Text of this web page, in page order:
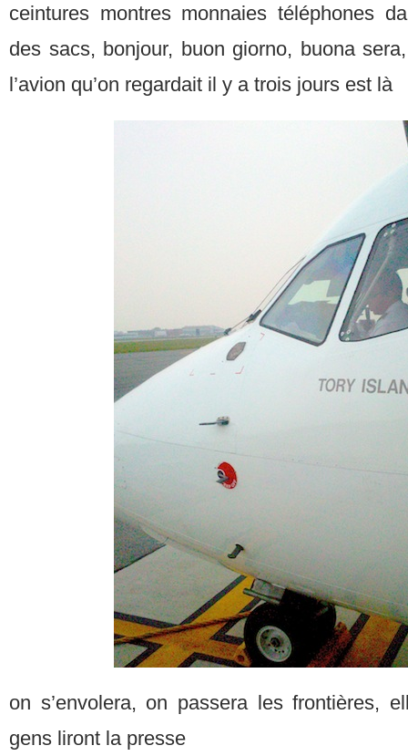
ceintures montres monnaies téléphones
des sacs, bonjour, buon giorno, buona
l’avion qu’on regardait il y a trois jours est là
on s’envolera, on passera les frontières,
gens liront la presse